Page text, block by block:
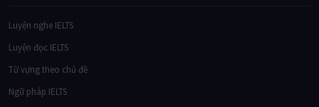
Luyện nghe IELTS
Luyện đọc IELTS
Từ vựng theo chủ đề
Ngữ pháp IELTS